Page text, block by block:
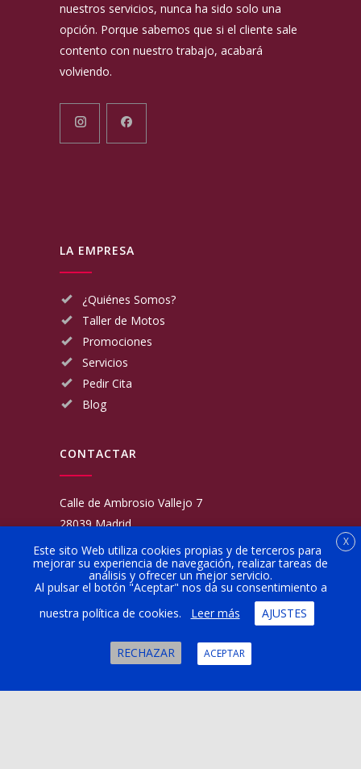
nuestros servicios, nunca ha sido solo una
opción. Porque sabemos que si el cliente sale
contento con nuestro trabajo, acabará
volviendo.
LA EMPRESA
¿Quiénes Somos?
Taller de Motos
Promociones
Servicios
Pedir Cita
Blog
CONTACTAR
Calle de Ambrosio Vallejo 7
28039 Madrid
Fijo:
913 117 462
Movil:
676 566 970
administracion@talleresgarciamartinezehijos.com
Lun a Vier:
9:00 a 14:00
16:00 a 20:00
X
Este sito Web utiliza cookies propias y de terceros para
mejorar su experiencia de navegación, realizar tareas de
análisis y ofrecer un mejor servicio.
Al pulsar el botón "Aceptar" nos da su consentimiento a
nuestra política de cookies.
Leer más AJUSTES
RECHAZAR ACEPTAR